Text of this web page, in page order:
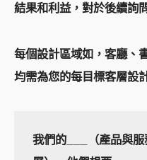
結果和利益，對於後續詢
每個設計區域如，客廳、
均需為您的每目標客層設
我們的___（產品與